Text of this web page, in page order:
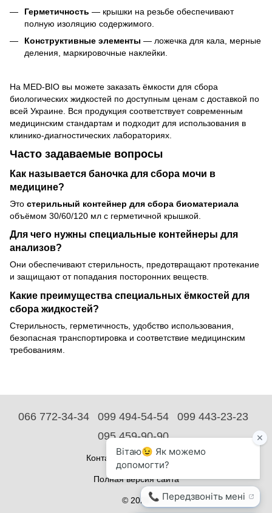
Герметичность — крышки на резьбе обеспечивают
полную изоляцию содержимого.
Конструктивные элементы — ложечка для кала, мерные
деления, маркировочные наклейки.
На MED-BIO вы можете заказать ёмкости для сбора
биологических жидкостей по доступным ценам с доставкой по
всей Украине. Вся продукция соответствует современным
медицинским стандартам и подходит для использования в
клинико-диагностических лабораториях.
Часто задаваемые вопросы
Как называется баночка для сбора мочи в
медицине?
Это стерильный контейнер для сбора биоматериала
объёмом 30/60/120 мл с герметичной крышкой.
Для чего нужны специальные контейнеры для
анализов?
Они обеспечивают стерильность, предотвращают протекание
и защищают от попадания посторонних веществ.
Какие преимущества специальных ёмкостей для
сбора жидкостей?
Стерильность, герметичность, удобство использования,
безопасная транспортировка и соответствие медицинским
требованиям.
066 772-34-34 099 494-54-54
099 443-23-23
095 459-90-90
Контактная информация
Полная версия сайта
© 2026